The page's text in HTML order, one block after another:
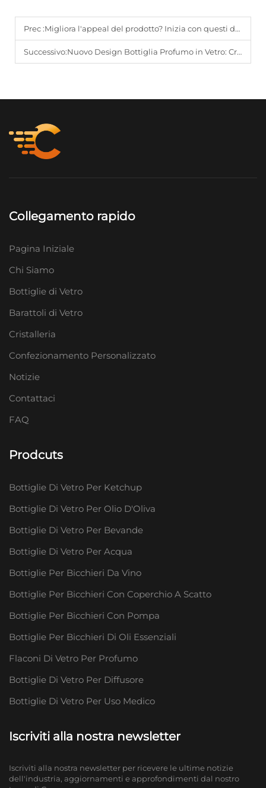
Prec :Migliora l'appeal del prodotto? Inizia con questi due tipi di barattoli di vetro
Successivo:Nuovo Design Bottiglia Profumo in Vetro: Crea la Tua Esperienza Esclusiva
Collegamento rapido
Pagina Iniziale
Chi Siamo
Bottiglie di Vetro
Barattoli di Vetro
Cristalleria
Confezionamento Personalizzato
Notizie
Contattaci
FAQ
Prodcuts
Bottiglie Di Vetro Per Ketchup
Bottiglie Di Vetro Per Olio D'Oliva
Bottiglie Di Vetro Per Bevande
Bottiglie Di Vetro Per Acqua
Bottiglie Per Bicchieri Da Vino
Bottiglie Per Bicchieri Con Coperchio A Scatto
Bottiglie Per Bicchieri Con Pompa
Bottiglie Per Bicchieri Di Oli Essenziali
Flaconi Di Vetro Per Profumo
Bottiglie Di Vetro Per Diffusore
Bottiglie Di Vetro Per Uso Medico
Iscriviti alla nostra newsletter
Iscriviti alla nostra newsletter per ricevere le ultime notizie
dell'industria, aggiornamenti e approfondimenti dal nostro